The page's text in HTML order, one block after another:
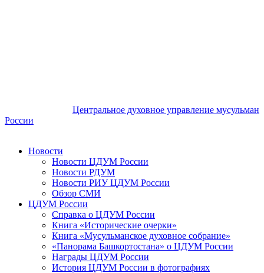
Центральное духовное управление мусульман
России
Новости
Новости ЦДУМ России
Новости РДУМ
Новости РИУ ЦДУМ России
Обзор СМИ
ЦДУМ России
Справка о ЦДУМ России
Книга «Исторические очерки»
Книга «Мусульманское духовное собрание»
«Панорама Башкортостана» о ЦДУМ России
Награды ЦДУМ России
История ЦДУМ России в фотографиях